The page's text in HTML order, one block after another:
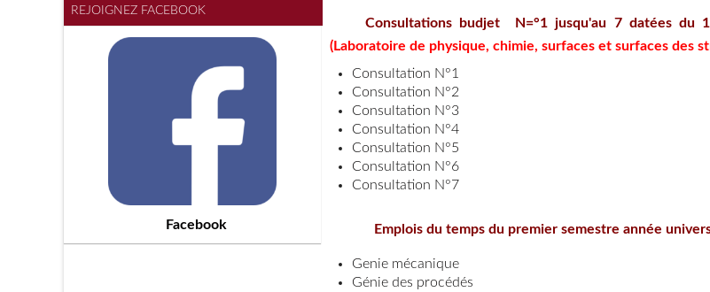
REJOIGNEZ FACEBOOK
Facebook
Consultations budjet N=°1 jusqu'au 7 datées du
(Laboratoire de physique, chimie, surfaces et surfaces des
Consultation N°1
Consultation N°2
Consultation N°3
Consultation N°4
Consultation N°5
Consultation N°6
Consultation N°7
Emplois du temps du premier semestre année
Genie mécanique
Génie des procédés